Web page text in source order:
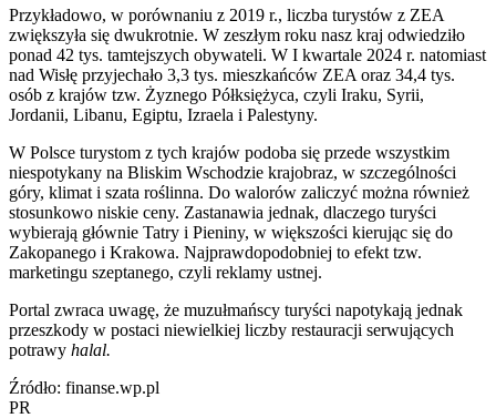
Przykładowo, w porównaniu z 2019 r., liczba turystów z ZEA
zwiększyła się dwukrotnie. W zeszłym roku nasz kraj odwiedziło
ponad 42 tys. tamtejszych obywateli. W I kwartale 2024 r. natomiast
nad Wisłę przyjechało 3,3 tys. mieszkańców ZEA oraz 34,4 tys.
osób z krajów tzw. Żyznego Półksiężyca, czyli Iraku, Syrii,
Jordanii, Libanu, Egiptu, Izraela i Palestyny.
W Polsce turystom z tych krajów podoba się przede wszystkim
niespotykany na Bliskim Wschodzie krajobraz, w szczególności
góry, klimat i szata roślinna. Do walorów zaliczyć można również
stosunkowo niskie ceny. Zastanawia jednak, dlaczego turyści
wybierają głównie Tatry i Pieniny, w większości kierując się do
Zakopanego i Krakowa. Najprawdopodobniej to efekt tzw.
marketingu szeptanego, czyli reklamy ustnej.
Portal zwraca uwagę, że muzułmańscy turyści napotykają jednak
przeszkody w postaci niewielkiej liczby restauracji serwujących
potrawy halal.
Źródło: finanse.wp.pl
PR